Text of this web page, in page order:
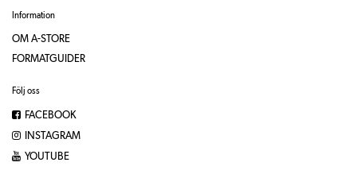
Information
OM A-STORE
FORMATGUIDER
Följ oss
FACEBOOK
INSTAGRAM
YOUTUBE